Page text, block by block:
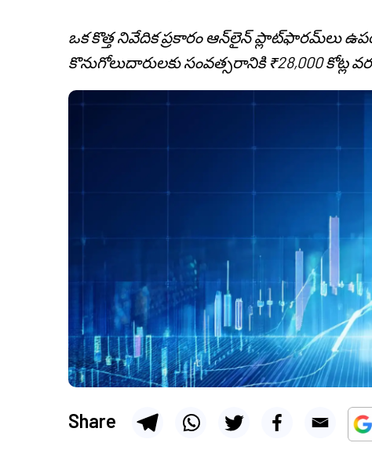
ఒక కొత్త నివేదిక ప్రకారం ఆన్‌లైన్
కొనుగోలుదారులకు సంవత్సరానికి ₹28,000 కోట్ల
Share